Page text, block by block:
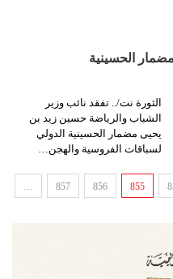
الحسينية
الثورة نت/.. تفقد نائب وزير
الشباب والرياضة حسين زيد بن
يحيى مضمار الحسينية الدولي
لسباقات الفروسية والهجن…
855
856
857
…